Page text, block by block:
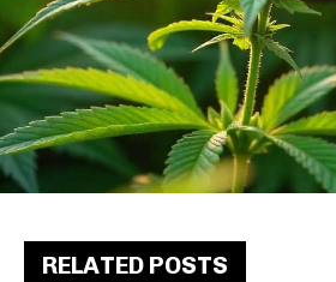
RELATED POSTS